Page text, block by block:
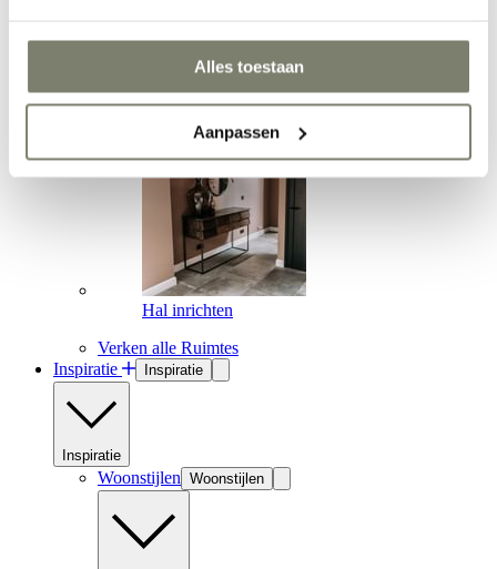
Alles toestaan
Aanpassen
Werkkamer inrichten
Hal inrichten
Verken alle Ruimtes
Inspiratie
Inspiratie
Inspiratie
Woonstijlen Woonstijlen